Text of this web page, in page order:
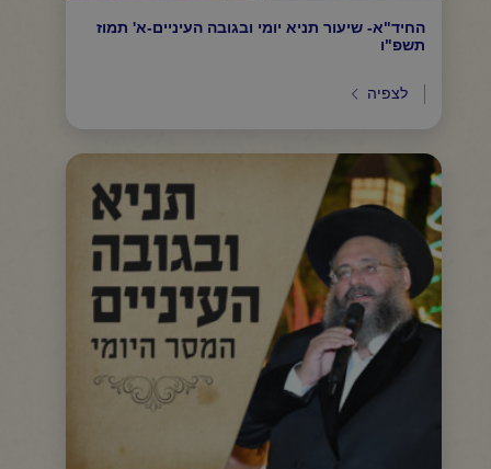
החיד"א- שיעור תניא יומי ובגובה העיניים-א' תמוז
תשפ"ו
לצפיה